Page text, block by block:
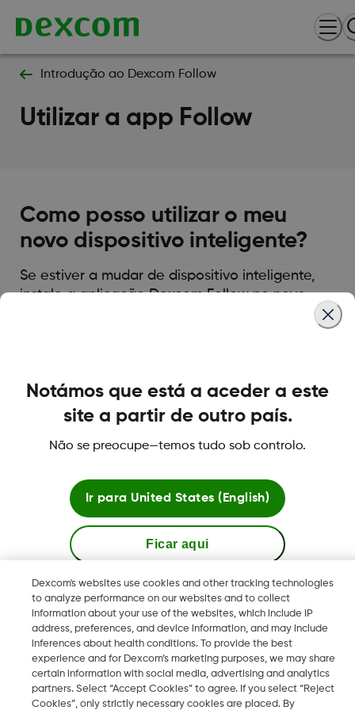
Introdução ao Dexcom Follow
Utilizar a app Follow
Como posso utilizar o meu
novo dispositivo inteligente?
Se estiver a mudar de dispositivo inteligente,
instale a aplicação Dexcom Follow no novo
Was this article helpful?
Termos e políticas
Dexcom, Dexcom Follow and Dexcom Clarity son marcas
registradas de Dexcom, Inc. en los Estados Unidos y pueden
serlo en otros países.
2026 Dexcom International Ltd. Todos los derechos
Dexcom's websites use cookies and other tracking technologies
to analyze performance on our websites and to collect
information about your use of the websites, which include IP
address, preferences, and device information, and may include
inferences about health conditions. To provide the best
experience and for Dexcom’s marketing purposes, we may share
certain information with social media, advertising and analytics
partners. Select “Accept Cookies” to agree. If you select “Reject
Cookies”, only strictly necessary cookies are placed. By
Notámos que está a aceder a este
site a partir de outro país.
Não se preocupe—temos tudo sob controlo.
Ir para United States (English)
Ficar aqui
Ver sites globais